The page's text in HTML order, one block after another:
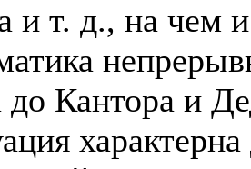
и т. д., на чем
Кантора и
характерна